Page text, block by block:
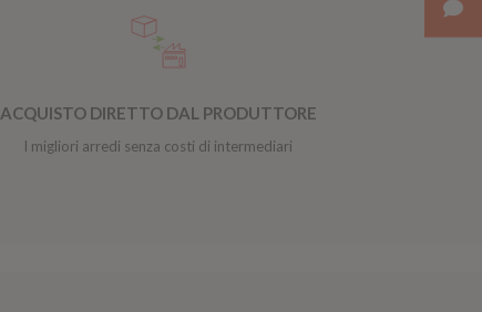
ACQUISTO DIRETTO DAL PRODUTTORE
I migliori arredi senza costi di intermediari